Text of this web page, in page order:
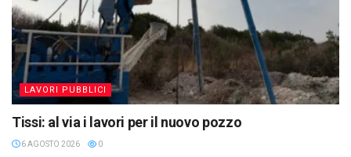
LAVORI PUBBLICI
Tissi: al via i lavori per il nuovo pozzo
6 AGOSTO 2026 0